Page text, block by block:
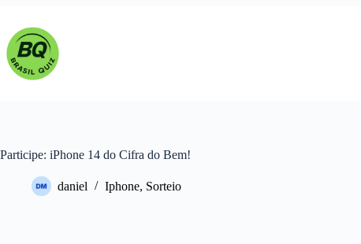
conteúdo
Participe: iPhone 14 do Cifra do Bem!
daniel Iphone, Sorteio